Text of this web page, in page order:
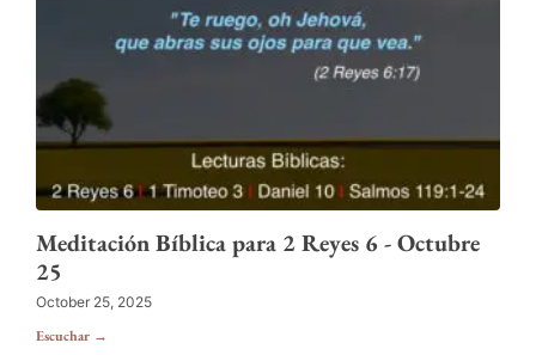
Meditación Bíblica para 2 Reyes 6 - Octubre
25
October 25, 2025
Escuchar →